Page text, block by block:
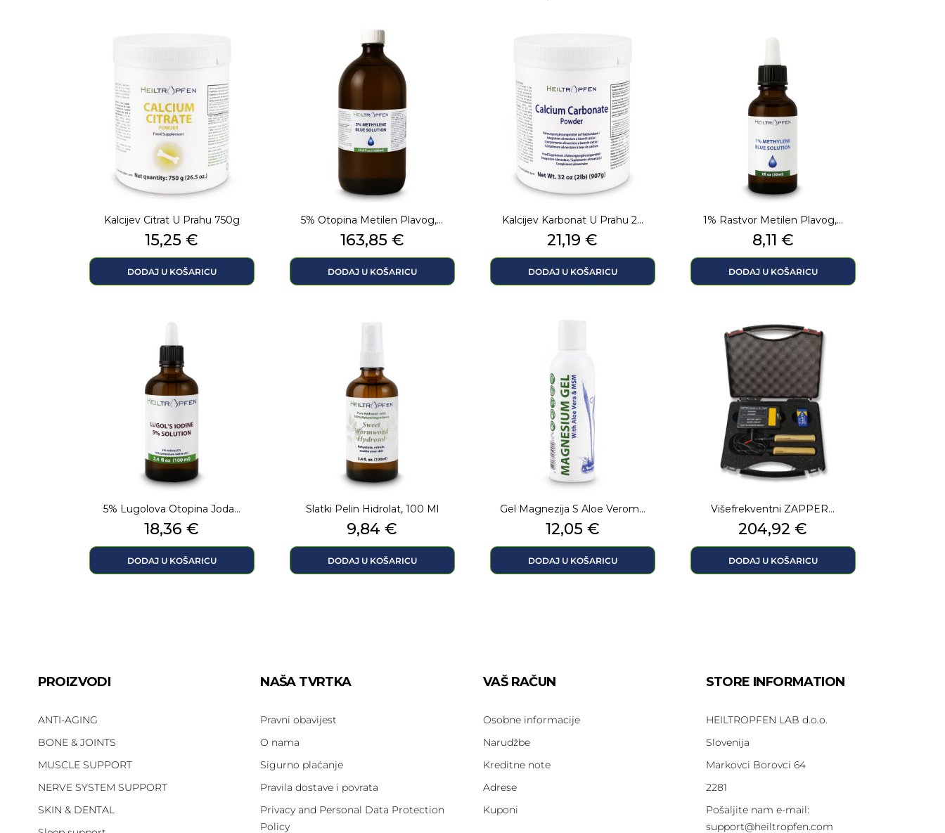
Kalcijev Citrat U Prahu 750g
Cijena
15,25 €
DODAJ U KOŠARICU
5% Otopina Metilen Plavog,...
Cijena
163,85 €
DODAJ U KOŠARICU
Kalcijev Karbonat U Prahu 2...
Cijena
21,19 €
DODAJ U KOŠARICU
1% Rastvor Metilen Plavog,...
Cijena
8,11 €
DODAJ U KOŠARICU
5% Lugolova Otopina Joda...
Cijena
18,36 €
DODAJ U KOŠARICU
Slatki Pelin Hidrolat, 100 Ml
Cijena
9,84 €
DODAJ U KOŠARICU
Gel Magnezija S Aloe Verom...
Cijena
12,05 €
DODAJ U KOŠARICU
Višefrekventni ZAPPER...
Cijena
204,92 €
DODAJ U KOŠARICU
PROIZVODI
ANTI-AGING
BONE & JOINTS
MUSCLE SUPPORT
NERVE SYSTEM SUPPORT
SKIN & DENTAL
NAŠA TVRTKA
Pravni obavijest
O nama
Sigurno plaćanje
Pravila dostave i povrata
Privacy and Personal Data Protection
Policy
VAŠ RAČUN
Osobne informacije
Narudžbe
Kreditne note
Adrese
Kuponi
STORE INFORMATION
HEILTROPFEN LAB d.o.o.
Slovenija
Markovci Borovci 64
2281
Pošaljite nam e-mail:
support@heiltropfen.com